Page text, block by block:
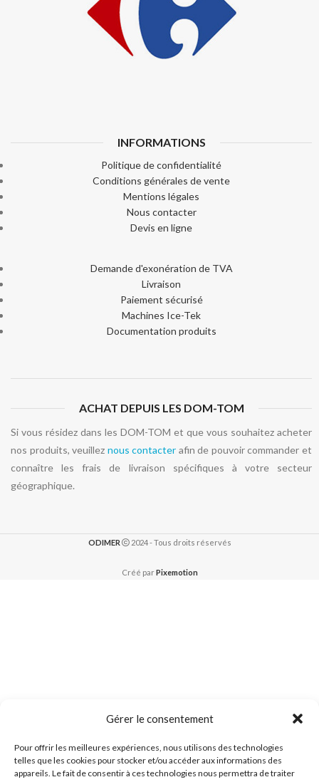
Gérer le consentement
Pour offrir les meilleures expériences, nous utilisons des technologies
telles que les cookies pour stocker et/ou accéder aux informations des
appareils. Le fait de consentir à ces technologies nous permettra de traiter
INFORMATIONS
Politique de confidentialité
Conditions générales de vente
Mentions légales
Nous contacter
Devis en ligne
Demande d'exonération de TVA
Livraison
Paiement sécurisé
Machines Ice-Tek
Documentation produits
ACHAT DEPUIS LES DOM-TOM
Si vous résidez dans les DOM-TOM et que vous souhaitez acheter
nos produits, veuillez nous contacter afin de pouvoir commander et
connaître les frais de livraison spécifiques à votre secteur
géographique.
ODIMER 2024 - Tous droits réservés
Créé parPixemotion